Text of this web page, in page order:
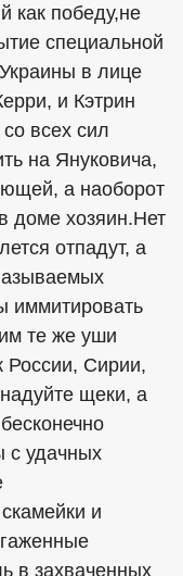
как победу,не
специальной
в лице
и Кэтрин
всех сил
на Януковича,
а наоборот
доме хозяин.Нет
отпадут, а
иммитировать
те же уши
России, Сирии,
щеки, а
с удачных
и
в захваченных